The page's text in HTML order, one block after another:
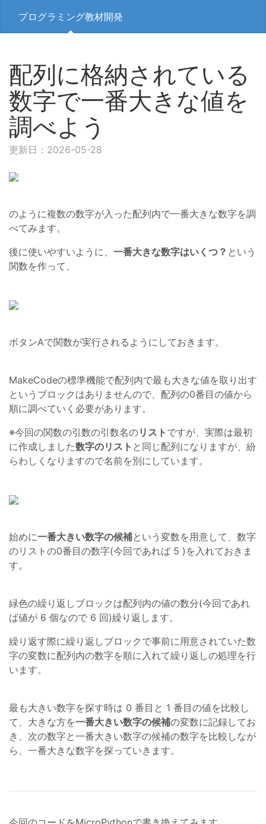
プログラミング教材開発
配列に格納されている
数字で一番大きな値を
調べよう
更新日：2026-05-28
のように複数の数字が入った配列内で一番大きな数字を調
べてみます。
後に使いやすいように、 一番大きな数字はいくつ？ という
関数を作って、
ボタンAで関数が実行されるようにしておきます。
MakeCodeの標準機能で配列内で最も大きな値を取り出す
というブロックはありませんので、配列の0番目の値から
順に調べていく必要があります。
※今回の関数の引数の引数名のリスト ですが、実際は最初
に作成しました数字のリスト と同じ配列になりますが、紛
らわしくなりますので名前を別にしています。
始めに一番大きい数字の候補という変数を用意して、数字
のリストの0番目の数字(今回であれば 5 )を入れておきま
す。
緑色の繰り返しブロックは配列内の値の数分(今回であれ
ば値が 6 個なので 6 回)繰り返します。
繰り返す際に繰り返しブロックで事前に用意されていた数
字の変数に配列内の数字を順に入れて繰り返しの処理を行
います。
最も大きい数字を探す時は 0 番目と 1 番目の値を比較し
て、大きな方を一番大きい数字の候補の変数に記録してお
き、次の数字と一番大きい数字の候補の数字を比較しなが
ら、一番大きな数字を探っていきます。